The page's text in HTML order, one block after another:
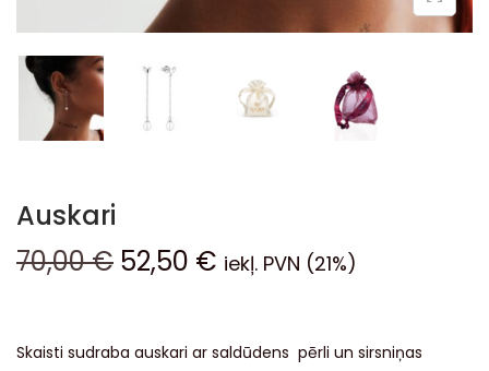
Auskari
70,00€ 52,50 € iekļ. PVN (21%)
Skaisti sudraba auskari ar saldūdens pērli un sirsniņas